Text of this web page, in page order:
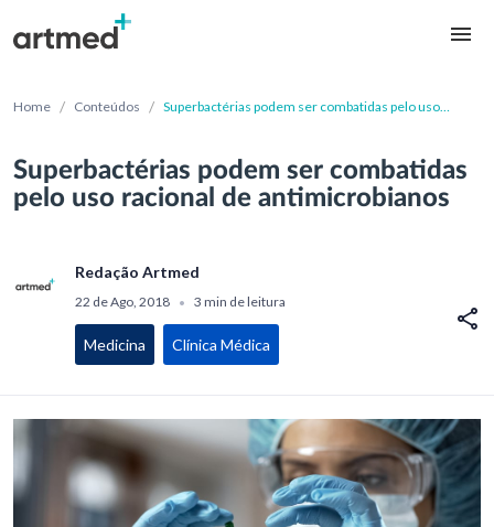
Home / Conteúdos / Superbactérias podem ser combatidas pelo uso
Superbactérias podem ser combatidas
pelo uso racional de antimicrobianos
Redação Artmed
22 de Ago, 2018 • 3 min de leitura
Medicina Clínica Médica